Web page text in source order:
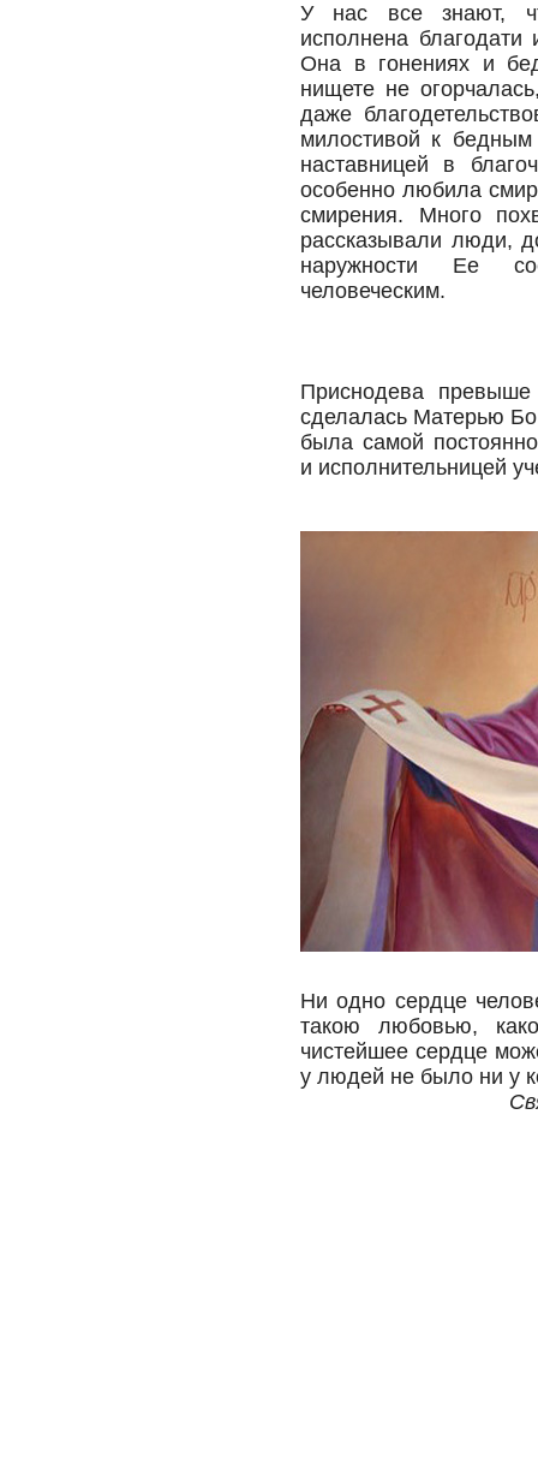
У нас все знают,
исполнена благодати
Она в гонениях и
нищете не
даже
милостивой к
наставницей в
особенно любила
смирения. Много
рассказывали люди,
наружности Ее
человеческим.
Приснодева
сделалась Матерью
была самой
и исполнительницей
Ни одно сердце
такою любовью,
чистейшее сердце
у людей не было ни у